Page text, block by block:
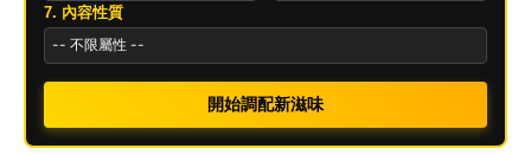
7. 內容性質
開始調配新滋味